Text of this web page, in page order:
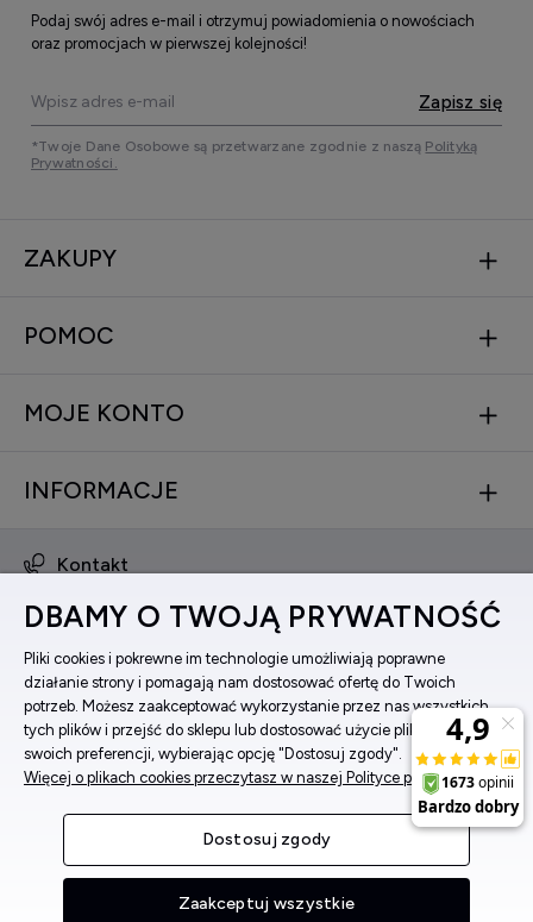
Podaj swój adres e-mail i otrzymuj powiadomienia o nowościach
oraz promocjach w pierwszej kolejności!
Zapisz się
*Twoje Dane Osobowe są przetwarzane zgodnie z naszą Polityką
Prywatności.
ZAKUPY
POMOC
MOJE KONTO
INFORMACJE
Kontakt
ul. Bema 5, 33-100 Tarnów, woj. małopolskie
Facebook
Instagram
Sklep internetowy Shoper Premium
DBAMY O TWOJĄ PRYWATNOŚĆ
Pliki cookies i pokrewne im technologie umożliwiają poprawne
działanie strony i pomagają nam dostosować ofertę do Twoich
potrzeb. Możesz zaakceptować wykorzystanie przez nas wszystkich
tych plików i przejść do sklepu lub dostosować użycie plików do
swoich preferencji, wybierając opcję "Dostosuj zgody".
Więcej o plikach cookies przeczytasz w naszej Polityce prywatności.
Dostosuj zgody
Zaakceptuj wszystkie